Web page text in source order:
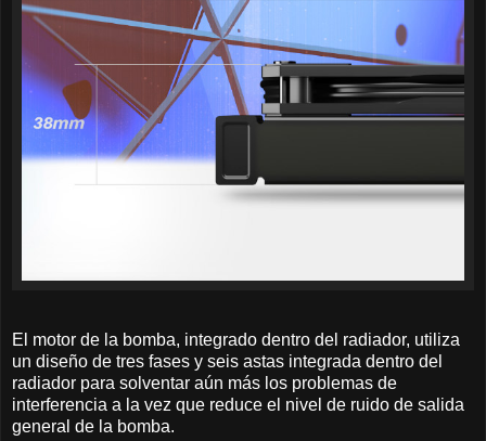
El motor de la bomba, integrado dentro del radiador, utiliza
un diseño de tres fases y seis astas integrada dentro del
radiador para solventar aún más los problemas de
interferencia a la vez que reduce el nivel de ruido de salida
general de la bomba.